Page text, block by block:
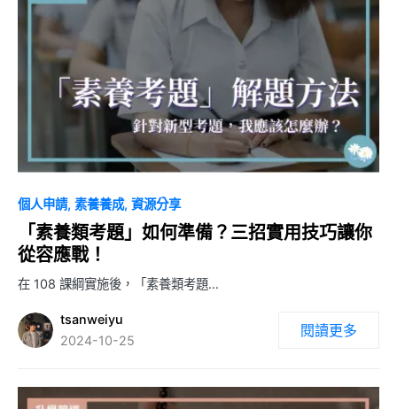
個人申請 素養養成 資源分享
「素養類考題」如何準備？三招實用技巧讓你
從容應戰！
在 108 課綱實施後，「素養類考題…
tsanweiyu
2024-10-25
閱讀更多